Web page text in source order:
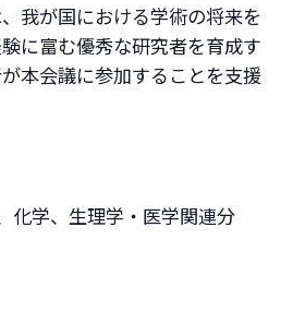
我が国における学術の将来を
に富む優秀な研究者を育成す
本会議に参加することを支援
化学、生理学・医学関連分